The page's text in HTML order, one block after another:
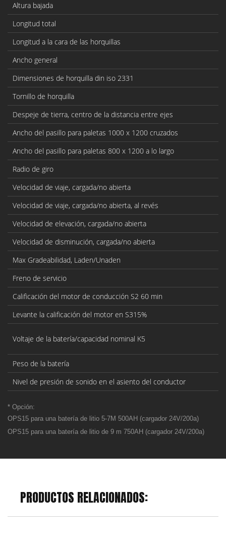
Altura bajada
Longitud total
Longitud a la cara de las horquillas
Ancho general
Dimensiones de horquilla din iso 2331
Tornillo de horquilla
Despeje de tierra, centro de la distancia entre ejes
Ancho del pasillo para paletas 1000 x 1200 cruzados
Ancho del pasillo para paletas 800 x 1200 a lo largo
Radio de giro
Velocidad de viaje, cargada/no abierta
Velocidad de viaje, cargada/no abierta, al revés
Velocidad de elevación, cargada/no abierta
Velocidad de disminución, cargada/no abierta
Max Gradeabilidad, Laden/Unaden
Freno de servicio
Calificación del motor de conducción S2 60 min
Levante la calificación del motor en S315%
Voltaje de la batería/capacidad nominal K5
Peso de la batería
Nivel de presión de sonido en el asiento del conductor
* Opción:
OPS15 para una batería de litio 5-7M 500AH (cargador 24V/200a)
OPS15 para una batería de litio de 9 m 750AH (cargador 24V/200a)
PRODUCTOS RELACIONADOS: